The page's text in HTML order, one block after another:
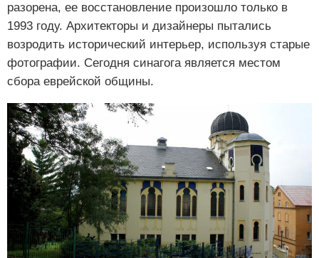
разорена, ее восстановление произошло только в
1993 году. Архитекторы и дизайнеры пытались
возродить исторический интерьер, используя старые
фотографии. Сегодня синагога является местом
сбора еврейской общины.